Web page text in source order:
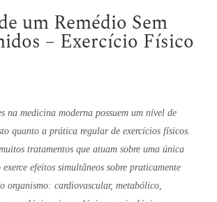
um Remédio Sem
– Exercício Físico
na medicina moderna possuem um nível de
quanto a prática regular de exercícios físicos.
tratamentos que atuam sobre uma única
efeitos simultâneos sobre praticamente
organismo: cardiovascular, metabólico,